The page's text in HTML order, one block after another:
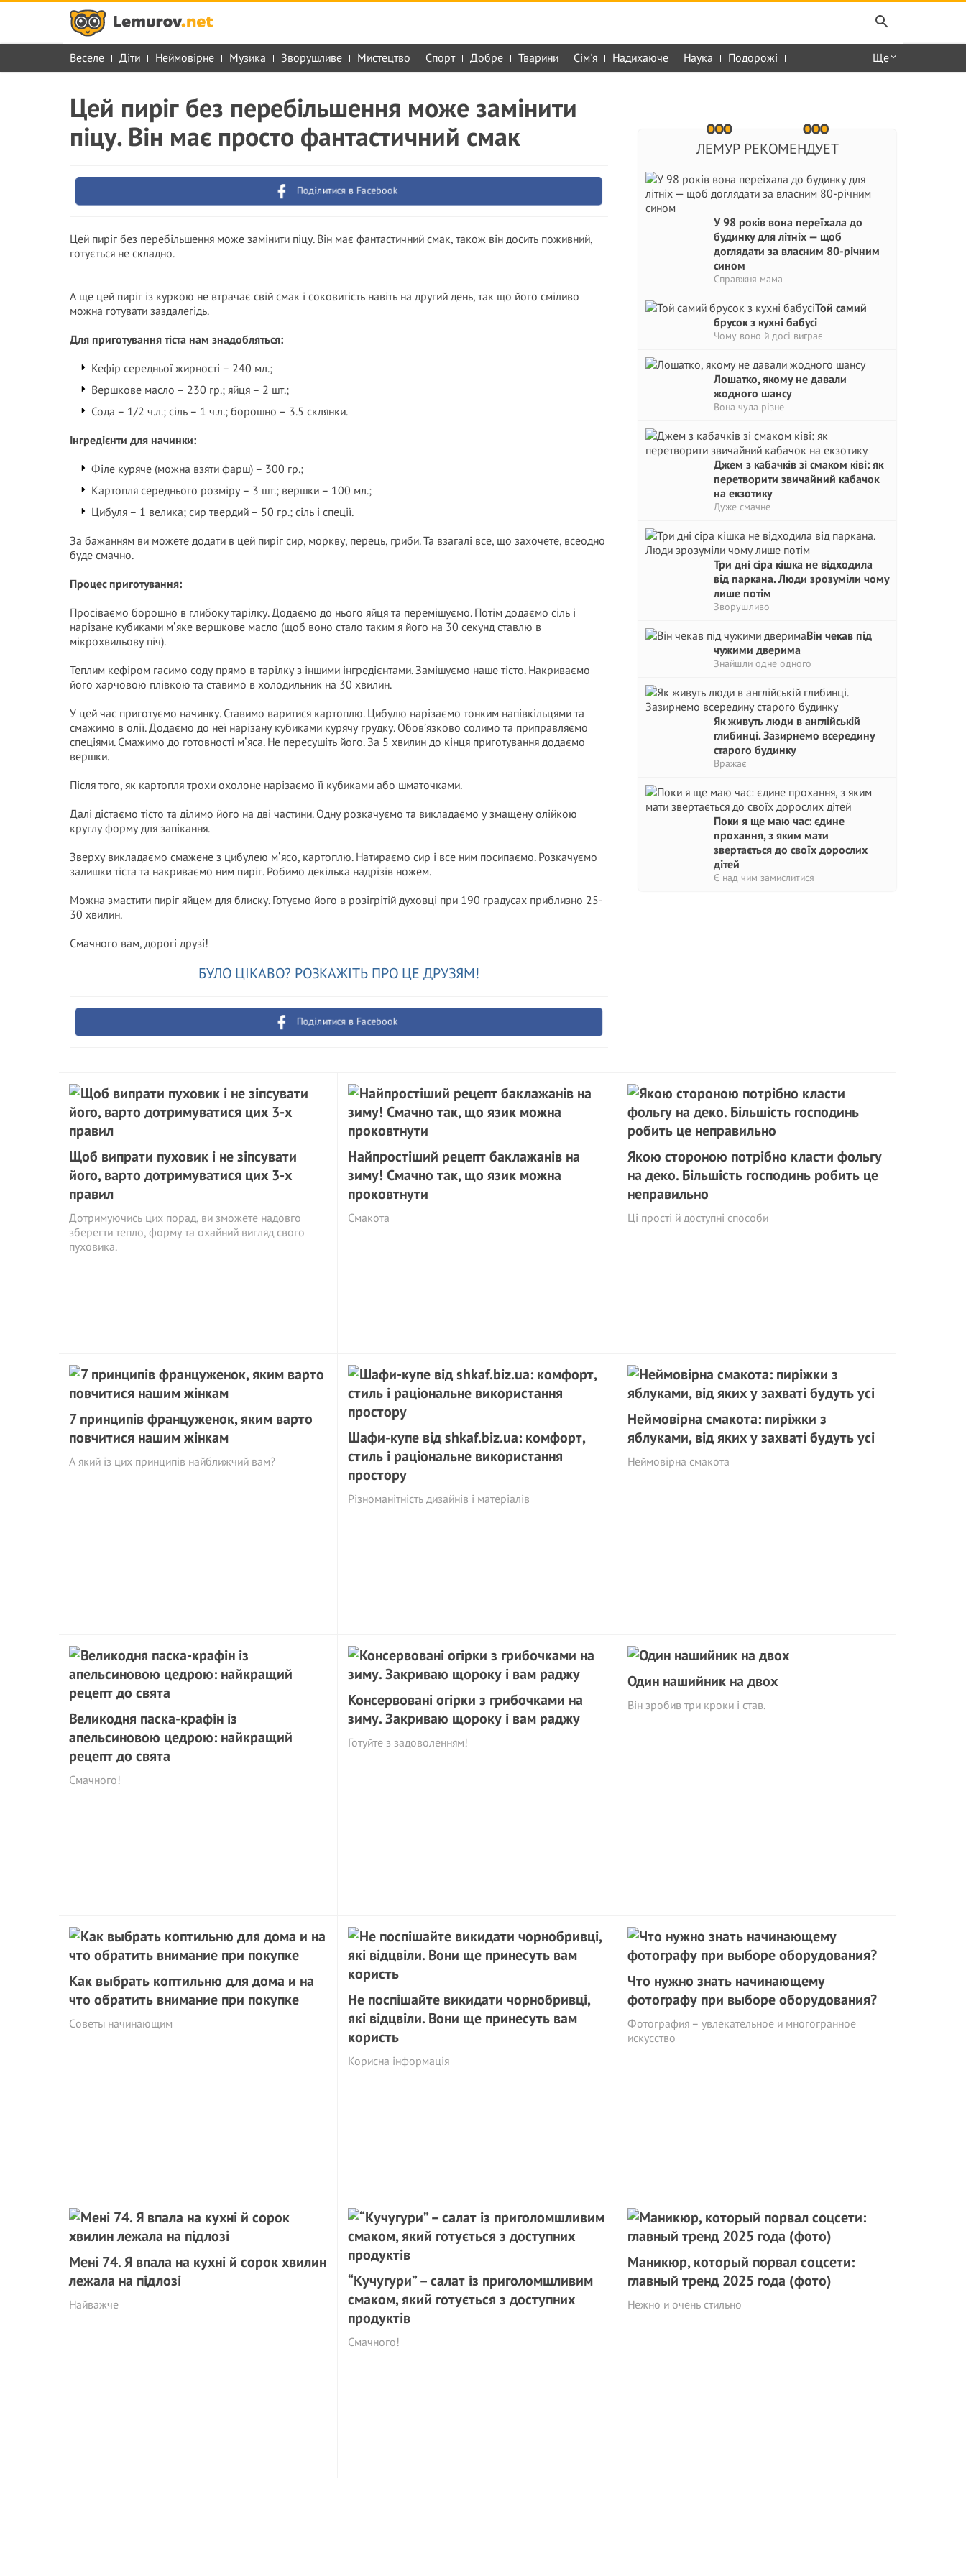
Веселе Діти Неймовірне Музика Зворушливе Мистецтво Спорт Добре Тварини Сім'я Надихаюче Наука Подорожі Ще
ЛЕМУР РЕКОМЕНДУЕТ
У 98 років вона переїхала до
будинку для літніх — щоб
доглядати за власним 80-річним
сином
Справжня мама
Той самий
брусок з кухні бабусі
Чому воно й досі виграє
Лошатко, якому не давали
жодного шансу
Вона чула різне
Джем з кабачків зі смаком ківі: як
перетворити звичайний кабачок
на екзотику
Дуже смачне
Три дні сіра кішка не відходила
від паркана. Люди зрозуміли чому
лише потім
Зворушливо
Він чекав під
чужими дверима
Знайшли одне одного
Як живуть люди в англійській
глибинці. Зазирнемо всередину
старого будинку
Вражає
Поки я ще маю час: єдине
прохання, з яким мати
звертається до своїх дорослих
дітей
Є над чим замислитися
Цей пиріг без перебільшення може замінити
піцу. Він має просто фантастичний смак
Поділитися в Facebook
Цей пиріг без перебільшення може замінити піцу. Він має фантастичний смак, також він досить поживний,
готується не складно.
А ще цей пиріг із куркою не втрачає свій смак і соковитість навіть на другий день, так що його сміливо
можна готувати заздалегідь.
Для приготування тіста нам знадобляться:
Кефір середньої жирності – 240 мл.;
Вершкове масло – 230 гр.; яйця – 2 шт.;
Сода – 1/2 ч.л.; сіль – 1 ч.л.; борошно – 3.5 склянки.
Інгредієнти для начинки:
Філе куряче (можна взяти фарш) – 300 гр.;
Картопля середнього розміру – 3 шт.; вершки – 100 мл.;
Цибуля – 1 велика; сир твердий – 50 гр.; сіль і спеції.
За бажанням ви можете додати в цей пиріг сир, моркву, перець, гриби. Та взагалі все, що захочете, всеодно
буде смачно.
Процес приготування:
Просіваємо борошно в глибоку тарілку. Додаємо до нього яйця та перемішуємо. Потім додаємо сіль і
нарізане кубиками мʼяке вершкове масло (щоб воно стало таким я його на 30 секунд ставлю в
мікрохвильову піч).
Теплим кефіром гасимо соду прямо в тарілку з іншими інгредієнтами. Замішуємо наше тісто. Накриваємо
його харчовою плівкою та ставимо в холодильник на 30 хвилин.
У цей час приготуємо начинку. Ставимо варитися картоплю. Цибулю нарізаємо тонким напівкільцями та
смажимо в олії. Додаємо до неї нарізану кубиками курячу грудку. Обов’язково солимо та приправляємо
спеціями. Смажимо до готовності мʼяса. Не пересушіть його. За 5 хвилин до кінця приготування додаємо
вершки.
Після того, як картопля трохи охолоне нарізаємо її кубиками або шматочками.
Далі дістаємо тісто та ділимо його на дві частини. Одну розкачуємо та викладаємо у змащену олійкою
круглу форму для запікання.
Зверху викладаємо смажене з цибулею мʼясо, картоплю. Натираємо сир і все ним посипаємо. Розкачуємо
залишки тіста та накриваємо ним пиріг. Робимо декілька надрізів ножем.
Можна змастити пиріг яйцем для блиску. Готуємо його в розігрітій духовці при 190 градусах приблизно 25-
30 хвилин.
Смачного вам, дорогі друзі!
БУЛО ЦІКАВО? РОЗКАЖІТЬ ПРО ЦЕ ДРУЗЯМ!
Поділитися в Facebook
Щоб випрати пуховик і не зіпсувати
його, варто дотримуватися цих 3-х
правил
Дотримуючись цих порад, ви зможете надовго
зберегти тепло, форму та охайний вигляд свого
пуховика.
Найпростіший рецепт баклажанів на
зиму! Смачно так, що язик можна
проковтнути
Смакота
Якою стороною потрібно класти фольгу
на деко. Більшість господинь робить це
неправильно
Ці прості й доступні способи
7 принципів француженок, яким варто
повчитися нашим жінкам
А який із цих принципів найближчий вам?
Шафи-купе від shkaf.biz.ua: комфорт,
стиль і раціональне використання
простору
Різноманітність дизайнів і матеріалів
Неймовірна смакота: пиріжки з
яблуками, від яких у захваті будуть усі
Неймовірна смакота
Великодня паска-крафін із
апельсиновою цедрою: найкращий
рецепт до свята
Смачного!
Консервовані огірки з грибочками на
зиму. Закриваю щороку і вам раджу
Готуйте з задоволенням!
Один нашийник на двох
Він зробив три кроки і став.
Как выбрать коптильню для дома и на
что обратить внимание при покупке
Cоветы начинающим
Не поспішайте викидати чорнобривці,
які відцвіли. Вони ще принесуть вам
користь
Корисна інформація
Что нужно знать начинающему
фотографу при выборе оборудования?
Фотография – увлекательное и многогранное
искусство
Мені 74. Я впала на кухні й сорок хвилин
лежала на підлозі
Найважче
“Кучугури” – салат із приголомшливим
смаком, який готується з доступних
продуктів
Cмачного!
Маникюр, который пopвaл соцсети:
главный тренд 2025 года (фото)
Нежно и очень стильно